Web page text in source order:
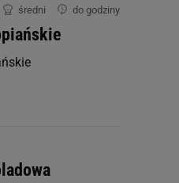
średni do godziny